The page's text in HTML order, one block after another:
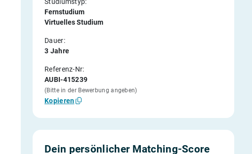
Fernstudium
Virtuelles Studium
Dauer:
3 Jahre
Referenz-Nr:
AUBI-415239
(Bitte in der Bewerbung angeben)
Kopieren
Dein persönlicher Matching-Score